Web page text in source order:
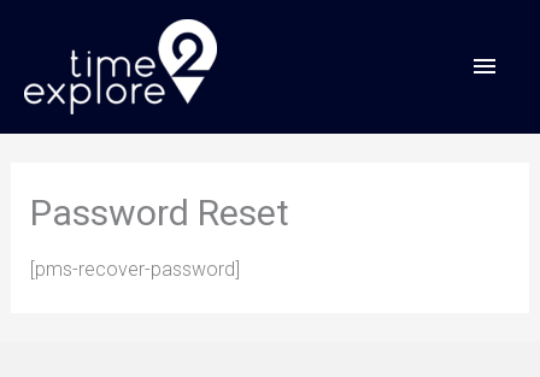
Password Reset
[pms-recover-password]